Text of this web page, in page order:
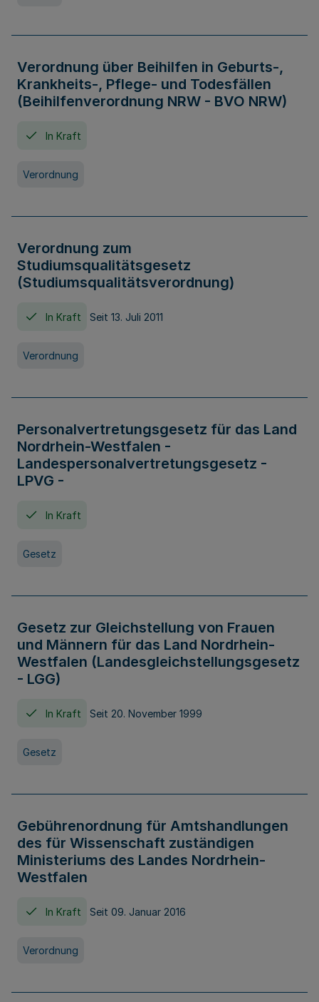
Verordnung über Beihilfen in Geburts-,
Krankheits-, Pflege- und Todesfällen
(Beihilfenverordnung NRW - BVO NRW)
In Kraft
Verordnung
Verordnung zum
Studiumsqualitätsgesetz
(Studiumsqualitätsverordnung)
In Kraft Seit 13. Juli 2011
Verordnung
Personalvertretungsgesetz für das Land
Nordrhein-Westfalen -
Landespersonalvertretungsgesetz -
LPVG -
In Kraft
Gesetz
Gesetz zur Gleichstellung von Frauen
und Männern für das Land Nordrhein-
Westfalen (Landesgleichstellungsgesetz
- LGG)
In Kraft Seit 20. November 1999
Gesetz
Gebührenordnung für Amtshandlungen
des für Wissenschaft zuständigen
Ministeriums des Landes Nordrhein-
Westfalen
In Kraft Seit 09. Januar 2016
Verordnung